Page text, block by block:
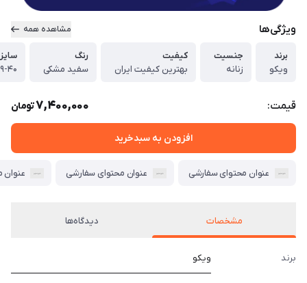
ویژگی‌ها مشاهده همه
برند
ویکو
جنسیت
زنانه
کیفیت
بهترین کیفیت ایران
رنگ
سفید مشکی
سایز
۳۷-
قیمت: 7,400,000تومان
افزودن به سبدخرید
عنوان محتوای سفارشی عنوان محتوای سفارشی عنوان
مشخصات دیدگاه‌ها
برند ویکو